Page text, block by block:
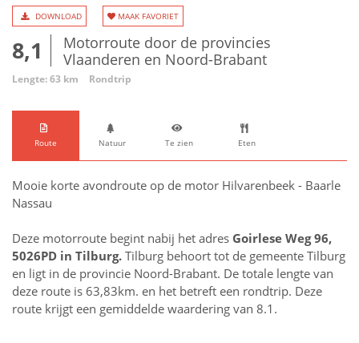
DOWNLOAD MAAK FAVORIET
8,1
Motorroute door de provincies
Vlaanderen en Noord-Brabant
Lengte: 63 km Rondtrip
Route Natuur Te zien Eten
Mooie korte avondroute op de motor Hilvarenbeek - Baarle
Nassau
Deze motorroute begint nabij het adres Goirlese Weg 96,
5026PD in Tilburg. Tilburg behoort tot de gemeente Tilburg
en ligt in de provincie Noord-Brabant. De totale lengte van
deze route is 63,83km. en het betreft een rondtrip. Deze
route krijgt een gemiddelde waardering van 8.1.